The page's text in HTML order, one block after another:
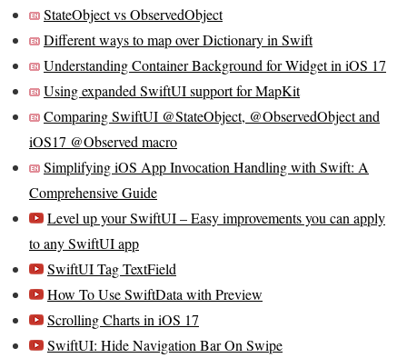
StateObject vs ObservedObject
Different ways to map over Dictionary in Swift
Understanding Container Background for Widget in iOS 17
Using expanded SwiftUI support for MapKit
Comparing SwiftUI @StateObject, @ObservedObject and
iOS17 @Observed macro
Simplifying iOS App Invocation Handling with Swift: A
Comprehensive Guide
Level up your SwiftUI – Easy improvements you can apply
to any SwiftUI app
SwiftUI Tag TextField
How To Use SwiftData with Preview
Scrolling Charts in iOS 17
SwiftUI: Hide Navigation Bar On Swipe